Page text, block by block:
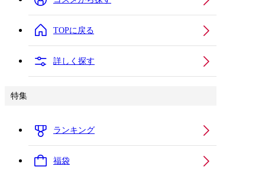
TOPに戻る
詳しく探す
特集
ランキング
福袋